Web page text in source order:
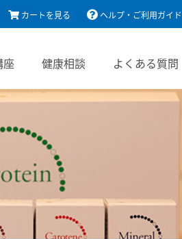
カートを見る ヘルプ・ご利用ガイド
座 健康相談 よくある質問